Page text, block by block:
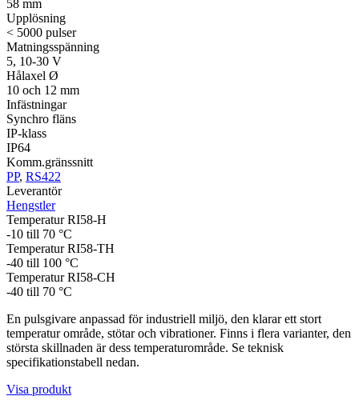
58 mm
Upplösning
< 5000 pulser
Matningsspänning
5, 10-30 V
Hålaxel Ø
10 och 12 mm
Infästningar
Synchro fläns
IP-klass
IP64
Komm.gränssnitt
PP, RS422
Leverantör
Hengstler
Temperatur RI58-H
-10 till 70 °C
Temperatur RI58-TH
-40 till 100 °C
Temperatur RI58-CH
-40 till 70 °C
En pulsgivare anpassad för industriell miljö, den klarar ett stort
temperatur område, stötar och vibrationer. Finns i flera varianter, den
största skillnaden är dess temperaturområde. Se teknisk
specifikationstabell nedan.
Visa produkt